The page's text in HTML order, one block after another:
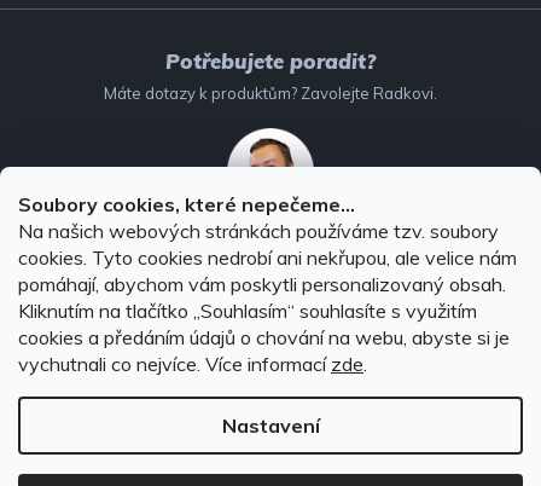
Soubory cookies, které nepečeme...
Na našich webových stránkách používáme tzv. soubory
cookies. Tyto cookies nedrobí ani nekřupou, ale velice nám
pomáhají, abychom vám poskytli personalizovaný obsah.
Kliknutím na tlačítko ,,Souhlasím“ souhlasíte s využitím
cookies a předáním údajů o chování na webu, abyste si je
vychutnali co nejvíce. Více informací zde.
Nastavení
Potřebujete poradit?
Máte dotazy k produktům? Zavolejte Radkovi.
732 147 896 (Po–Pá: 8–16:00)
info@autodoplnky-obchod.cz
Copyright 2026Autodoplňky-obchod.cz. Všechna práva
vyhrazena.